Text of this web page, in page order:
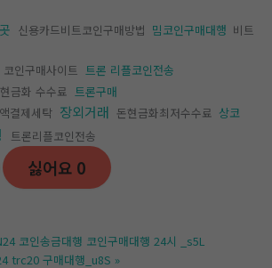
신용카드비트코인구매방법 밈코인구매대행 비트
코인구매사이트 트론 리플코인전송
금화 수수료 트론구매
결제세탁 장외거래 돈현금화최저수수료 상코
트론리플코인전송
싫어요 0
코인송금대행 코인구매대행 24시 _s5L
trc20 구매대행_u8S »